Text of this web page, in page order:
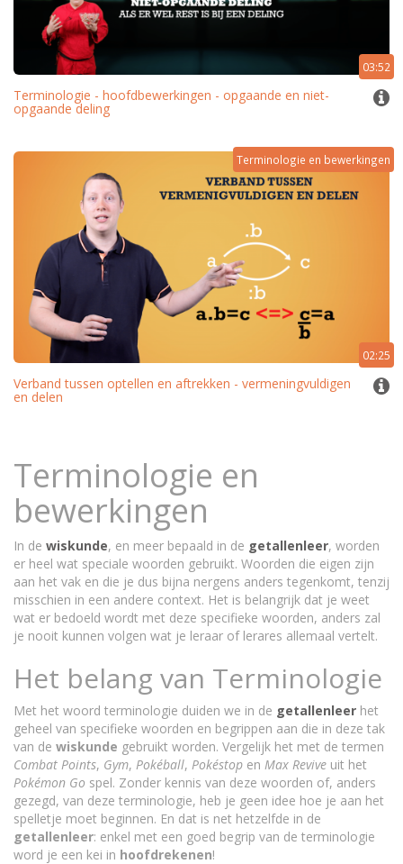
03:52
Terminologie - hoofdbewerkingen - opgaande en niet-
opgaande deling
Terminologie en bewerkingen
02:25
Verband tussen optellen en aftrekken - vermeningvuldigen
en delen
Terminologie en
bewerkingen
In de wiskunde, en meer bepaald in de getallenleer, worden
er heel wat speciale woorden gebruikt. Woorden die eigen zijn
aan het vak en die je dus bijna nergens anders tegenkomt, tenzij
misschien in een andere context. Het is belangrijk dat je weet
wat er bedoeld wordt met deze specifieke woorden, anders zal
je nooit kunnen volgen wat je leraar of lerares allemaal vertelt.
Het belang van Terminologie
Met het woord terminologie duiden we in de getallenleer het
geheel van specifieke woorden en begrippen aan die in deze tak
van de wiskunde gebruikt worden. Vergelijk het met de termen
Combat Points, Gym, Pokéball, Pokéstop en Max Revive uit het
Pokémon Go spel. Zonder kennis van deze woorden of, anders
gezegd, van deze terminologie, heb je geen idee hoe je aan het
spelletje moet beginnen. En dat is net hetzelfde in de
getallenleer: enkel met een goed begrip van de terminologie
word je een kei in hoofdrekenen!